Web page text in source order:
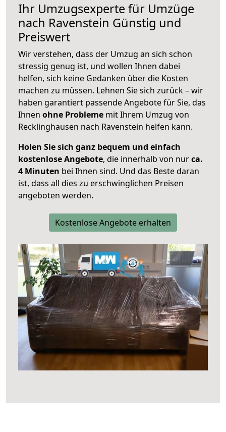
Ihr Umzugsexperte für Umzüge
nach Ravenstein Günstig und
Preiswert
Wir verstehen, dass der Umzug an sich schon
stressig genug ist, und wollen Ihnen dabei
helfen, sich keine Gedanken über die Kosten
machen zu müssen. Lehnen Sie sich zurück – wir
haben garantiert passende Angebote für Sie, das
Ihnen ohne Probleme mit Ihrem Umzug von
Recklinghausen nach Ravenstein helfen kann.
Holen Sie sich ganz bequem und einfach
kostenlose Angebote, die innerhalb von nurca.
4 Minuten bei Ihnen sind. Und das Beste daran
ist, dass all dies zu erschwinglichen Preisen
angeboten werden.
Kostenlose Angebote erhalten